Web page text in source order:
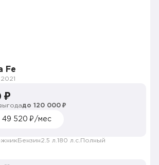
Fe
2021
₽
до 120 000 ₽
49 520 ₽/мес
Бензин2.5 л. 180 л.с. Полный